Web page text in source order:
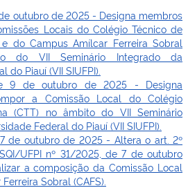
outubro de 2025 - Designa membros
Locais do Colégio Técnico de
e do Campus Amílcar Ferreira Sobral
do VII Seminário Integrado da
do Piauí (VII SIUFPI).
9 de outubro de 2025 - Designa
a Comissão Local do Colégio
(CTT) no âmbito do VII Seminário
Federal do Piauí (VII SIUFPI).
de outubro de 2025 - Altera o art. 2º
UFPI nº 31/2025, de 7 de outubro
a composição da Comissão Local
Sobral (CAFS).